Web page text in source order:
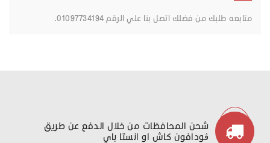
متابعه طلبك من فضلك اتصل بنا علي الرقم 01097734194.
شحن المحافظات من خلال الدفع عن طريق
ڤودافون كاش او انستا باي